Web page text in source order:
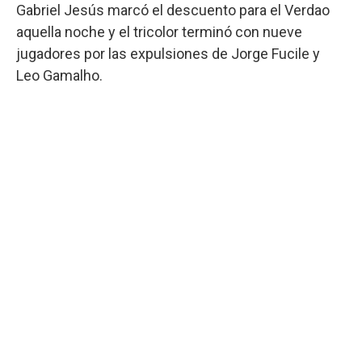
Gabriel Jesús marcó el descuento para el Verdao
aquella noche y el tricolor terminó con nueve
jugadores por las expulsiones de Jorge Fucile y
Leo Gamalho.